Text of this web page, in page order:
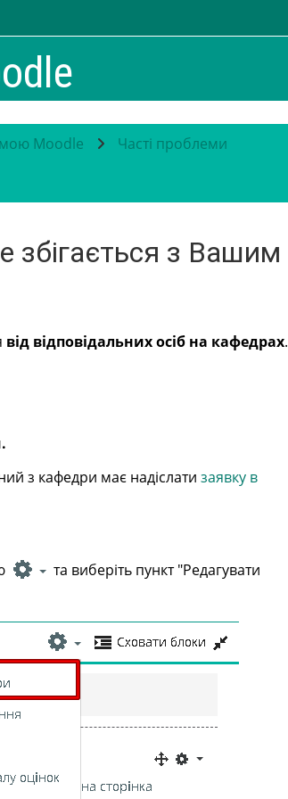
Moodle
Часті проблеми
збігається з Вашим
від відповідальних осіб на кафедрах.
з кафедри має надіслатизаявку в
та виберіть пункт "Редагувати